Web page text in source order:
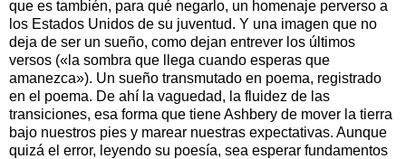
que es también, para qué negarlo, un homenaje perverso a
los Estados Unidos de su juventud. Y una imagen que no
deja de ser un sueño, como dejan entrever los últimos
versos («la sombra que llega cuando esperas que
amanezca»). Un sueño transmutado en poema, registrado
en el poema. De ahí la vaguedad, la fluidez de las
transiciones, esa forma que tiene Ashbery de mover la tierra
bajo nuestros pies y marear nuestras expectativas. Aunque
quizá el error, leyendo su poesía, sea esperar fundamentos